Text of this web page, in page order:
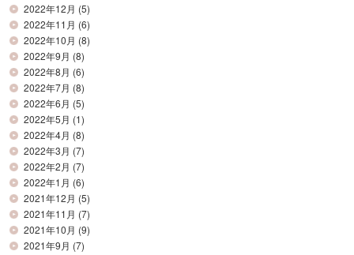
2022年12月 (5)
2022年11月 (6)
2022年10月 (8)
2022年9月 (8)
2022年8月 (6)
2022年7月 (8)
2022年6月 (5)
2022年5月 (1)
2022年4月 (8)
2022年3月 (7)
2022年2月 (7)
2022年1月 (6)
2021年12月 (5)
2021年11月 (7)
2021年10月 (9)
2021年9月 (7)